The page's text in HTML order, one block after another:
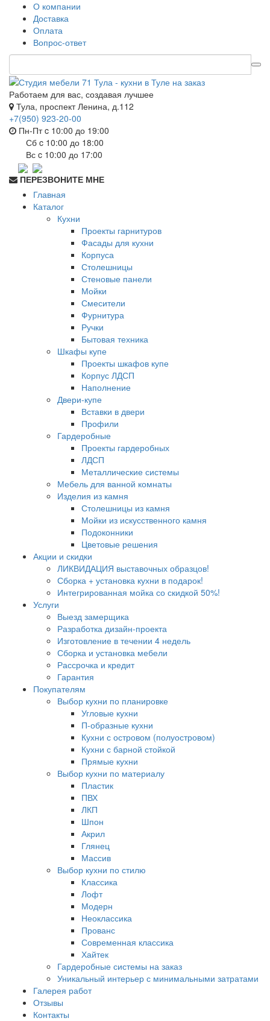
О компании
Доставка
Оплата
Вопрос-ответ
Работаем для вас, создавая лучшее
Тула, проспект Ленина, д.112
+7(950) 923-20-00
Пн-Пт c 10:00 до 19:00
Сб c 10:00 до 18:00
Вс c 10:00 до 17:00
ПЕРЕЗВОНИТЕ МНЕ
Главная
Каталог
Кухни
Проекты гарнитуров
Фасады для кухни
Корпуса
Столешницы
Стеновые панели
Мойки
Смесители
Фурнитура
Ручки
Бытовая техника
Шкафы купе
Проекты шкафов купе
Корпус ЛДСП
Наполнение
Двери-купе
Вставки в двери
Профили
Гардеробные
Проекты гардеробных
ЛДСП
Металлические системы
Мебель для ванной комнаты
Изделия из камня
Столешницы из камня
Мойки из искусственного камня
Подоконники
Цветовые решения
Акции и скидки
ЛИКВИДАЦИЯ выставочных образцов!
Сборка + установка кухни в подарок!
Интегрированная мойка со скидкой 50%!
Услуги
Выезд замерщика
Разработка дизайн-проекта
Изготовление в течении 4 недель
Сборка и установка мебели
Рассрочка и кредит
Гарантия
Покупателям
Выбор кухни по планировке
Угловые кухни
П-образные кухни
Кухни с островом (полуостровом)
Кухни с барной стойкой
Прямые кухни
Выбор кухни по материалу
Пластик
ПВХ
ЛКП
Шпон
Акрил
Глянец
Массив
Выбор кухни по стилю
Классика
Лофт
Модерн
Неоклассика
Прованс
Современная классика
Хайтек
Гардеробные системы на заказ
Уникальный интерьер с минимальными затратами
Галерея работ
Отзывы
Контакты